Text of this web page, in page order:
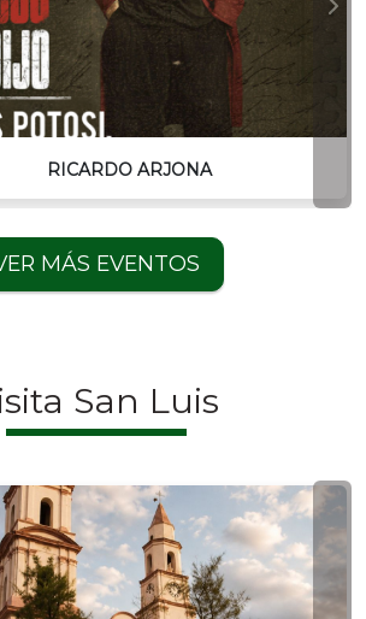
RICARDO ARJONA
MÁS EVENTOS
San Luis